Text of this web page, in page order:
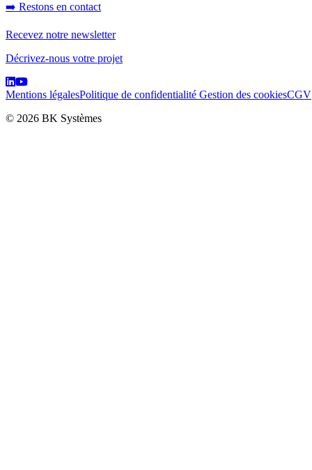
➡️ Restons en contact
Recevez notre newsletter
Décrivez-nous votre projet
Mentions légalesPolitique de confidentialité Gestion des cookiesCGV
© 2026 BK Systèmes